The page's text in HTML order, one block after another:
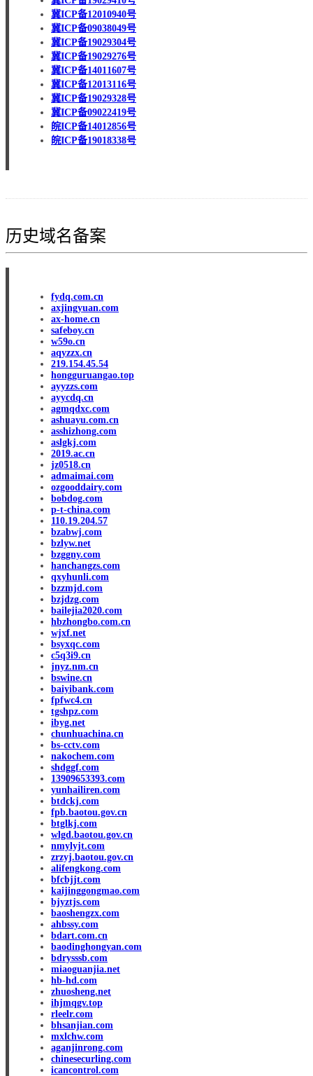
冀ICP备12010940号
冀ICP备09038049号
冀ICP备19029304号
冀ICP备19029276号
冀ICP备14011607号
冀ICP备12013116号
冀ICP备19029328号
冀ICP备09022419号
皖ICP备14012856号
皖ICP备19018338号
历史域名备案
fydq.com.cn
axjingyuan.com
ax-home.cn
safeboy.cn
w59o.cn
aqyzzx.cn
219.154.45.54
hongguruangao.top
ayyzzs.com
ayycdq.cn
agmqdxc.com
ashuayu.com.cn
asshizhong.com
aslgkj.com
2019.ac.cn
jz0518.cn
admaimai.com
ozgooddairy.com
bobdog.com
p-t-china.com
110.19.204.57
bzabwj.com
bzlyw.net
bzggny.com
hanchangzs.com
qxyhunli.com
bzzmjd.com
bzjdzg.com
bailejia2020.com
hbzhongbo.com.cn
wjxf.net
bsyxqc.com
c5q3i9.cn
jnyz.nm.cn
bswine.cn
baiyibank.com
fpfwc4.cn
tgshpz.com
ibyg.net
chunhuachina.cn
bs-cctv.com
nakochem.com
shdggf.com
13909653393.com
yunhailiren.com
btdckj.com
fpb.baotou.gov.cn
btglkj.com
wlgd.baotou.gov.cn
nmylyjt.com
zrzyj.baotou.gov.cn
alifengkong.com
bfcbjjt.com
kaijinggongmao.com
bjyztjs.com
baoshengzx.com
ahbssy.com
bdart.com.cn
baodinghongyan.com
bdrysssb.com
miaoguanjia.net
hb-hd.com
zhuosheng.net
ihjmqgv.top
rleelr.com
bhsanjian.com
mxlchw.com
aganjinrong.com
chinesecurling.com
icancontrol.com